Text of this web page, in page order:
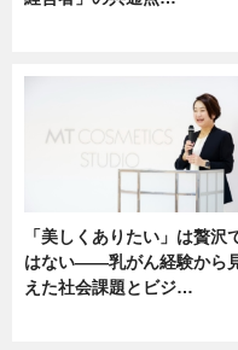
「美しくありたい」は贅沢
はない――乳がん経験から
えた社会課題とビジ…